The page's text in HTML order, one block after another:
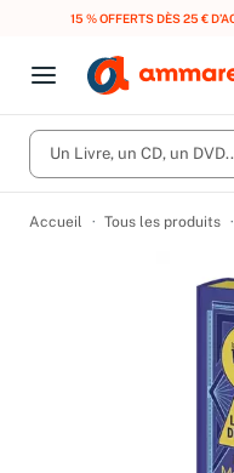
15 % OFFERTS DÈS 25 €
Open menu
Fermer le
CD d'occasion
DVD d'occasion
Vous n'avez pas
Activez les notifications
Un Livre, un CD, un
Accueil Tous les produits